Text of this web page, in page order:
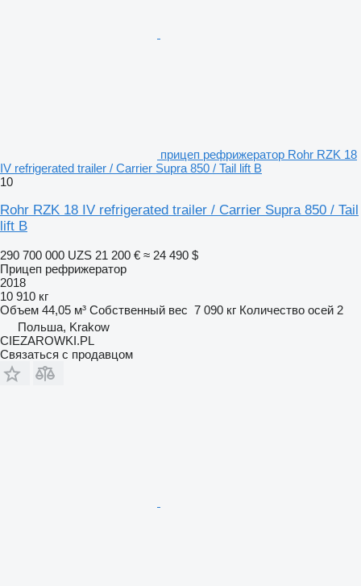
прицеп рефрижератор Rohr RZK 18
IV refrigerated trailer / Carrier Supra 850 / Tail lift B
10
Rohr RZK 18 IV refrigerated trailer / Carrier Supra 850 / Tail
lift B
290 700 000 UZS 21 200 € ≈ 24 490 $
Прицеп рефрижератор
2018
10 910 кг
Объем 44,05 м³ Собственный вес 7 090 кг Количество осей 2
Польша, Krakow
CIEZAROWKI.PL
Связаться с продавцом